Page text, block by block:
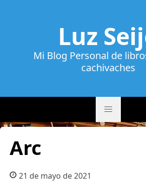
Luz
Mi Blog Personal de
cachivaches
Arc
21 de mayo de 2021